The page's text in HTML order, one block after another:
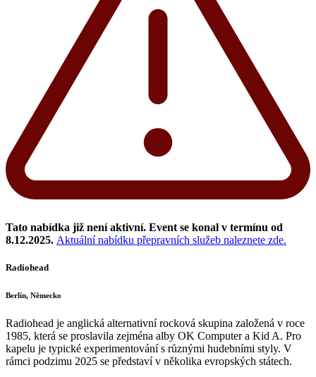
Tato nabídka již není aktivní. Event se konal v termínu od
8.12.2025. Aktuální nabídku přepravních služeb naleznete zde.
Radiohead
Berlín, Německo
Radiohead je anglická alternativní rocková skupina založená v roce
1985, která se proslavila zejména alby OK Computer a Kid A. Pro
kapelu je typické experimentování s různými hudebními styly. V
rámci podzimu 2025 se představí v několika evropských státech.